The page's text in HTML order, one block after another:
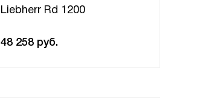
Liebherr Rd 1200
48 258 руб.